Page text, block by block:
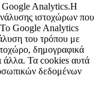
Google Analytics.Η
ιστοχώρων που
Google Analytics
του τρόπου με
δημογραφικά
άλλα. Τα cookies αυτά
δεδομένων